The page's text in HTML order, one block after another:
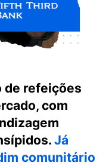
de refeições
com
Já
comunitário